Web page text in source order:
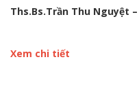
Ths.Bs.Trần Thu Nguyệt
Xem chi tiết